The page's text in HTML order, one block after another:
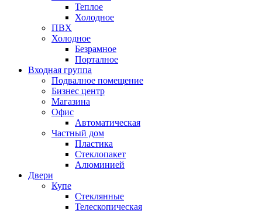
Теплое
Холодное
ПВХ
Холодное
Безрамное
Порталное
Входная группа
Подвалное помещение
Бизнес центр
Магазина
Офис
Автоматическая
Частный дом
Пластика
Стеклопакет
Алюминией
Двери
Купе
Стеклянные
Телескопическая